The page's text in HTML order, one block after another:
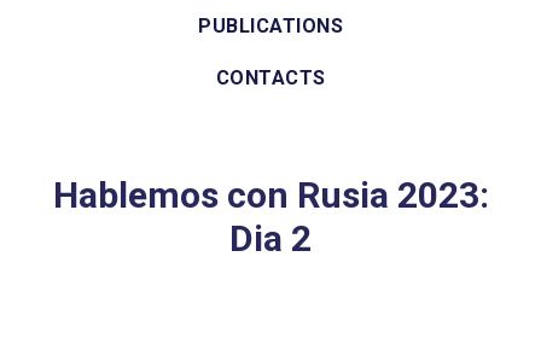
PUBLICATIONS
CONTACTS
Hablemos con Rusia 2023:
Dia 2